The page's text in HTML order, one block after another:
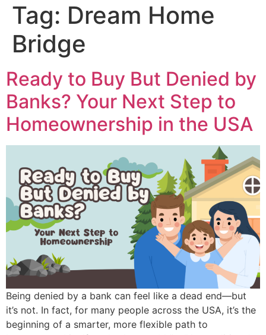
Tag: Dream Home
Bridge
Ready to Buy But Denied by
Banks? Your Next Step to
Homeownership in the USA
Being denied by a bank can feel like a dead end—but
it’s not. In fact, for many people across the USA, it’s the
beginning of a smarter, more flexible path to